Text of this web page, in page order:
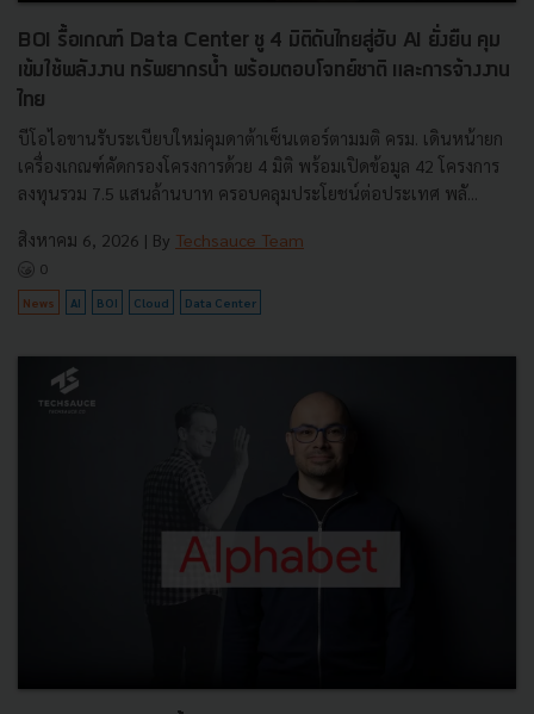
BOI รื้อเกณฑ์ Data Center ชู 4 มิติดันไทยสู่ฮับ AI ยั่งยืน คุม
เข้มใช้พลังงาน ทรัพยากรน้ำ พร้อมตอบโจทย์ชาติ และการจ้างงาน
ไทย
บีโอไอขานรับระเบียบใหม่คุมดาต้าเซ็นเตอร์ตามมติ ครม. เดินหน้ายก
เครื่องเกณฑ์คัดกรองโครงการด้วย 4 มิติ พร้อมเปิดข้อมูล 42 โครงการ
ลงทุนรวม 7.5 แสนล้านบาท ครอบคลุมประโยชน์ต่อประเทศ พลั...
สิงหาคม 6, 2026 | By Techsauce Team
0
News AI BOI Cloud Data Center